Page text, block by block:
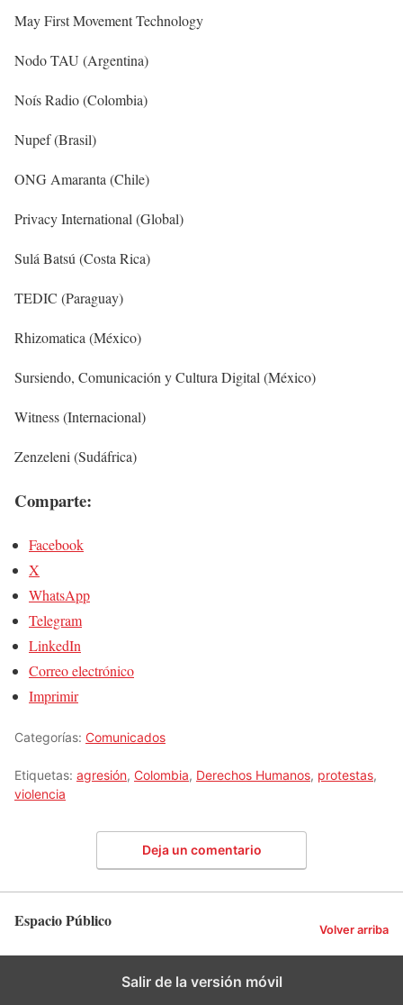
May First Movement Technology
Nodo TAU (Argentina)
Noís Radio (Colombia)
Nupef (Brasil)
ONG Amaranta (Chile)
Privacy International (Global)
Sulá Batsú (Costa Rica)
TEDIC (Paraguay)
Rhizomatica (México)
Sursiendo, Comunicación y Cultura Digital (México)
Witness (Internacional)
Zenzeleni (Sudáfrica)
Comparte:
Facebook
X
WhatsApp
Telegram
LinkedIn
Correo electrónico
Imprimir
Categorías: Comunicados
Etiquetas: agresión, Colombia, Derechos Humanos, protestas,
violencia
Deja un comentario
Espacio Público Volver arriba
Salir de la versión móvil